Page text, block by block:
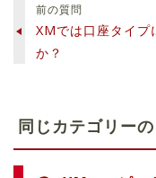
前の質問
XMでは口座タイプ
か？
同じカテゴリー